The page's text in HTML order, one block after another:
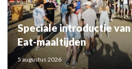
Speciale introductie
Eat-maaltijden
5 augustus 2026